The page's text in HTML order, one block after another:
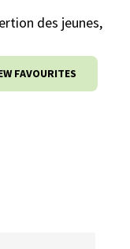
des jeunes,
FAVOURITES